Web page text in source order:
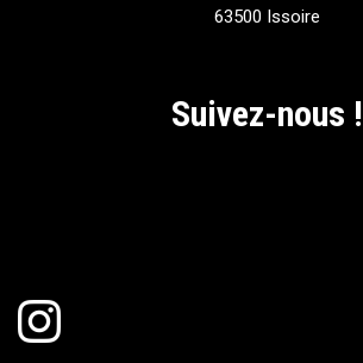
63500 Issoire
Suivez-nous !